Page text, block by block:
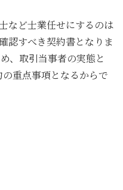
など士業任せにするのは
認すべき契約書となりま
、取引当事者の実態と
重点事項となるからで